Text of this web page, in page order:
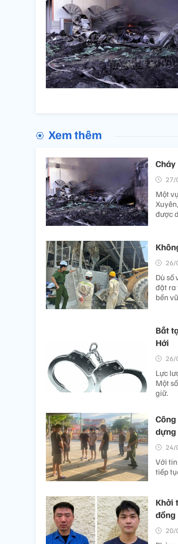
Xem thêm
27/
Một
được
26/
Dù số
đặt ra
bền
Bắt
Hới
26/
Lực
Một
giữ.
dựng
24/
Với
tiếp
Khởi
đồng
20/